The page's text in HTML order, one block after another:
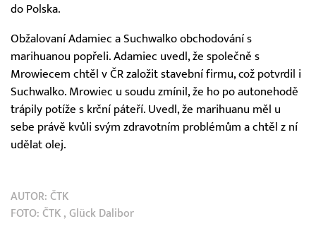
do Polska.
Obžalovaní Adamiec a Suchwalko obchodování s
marihuanou popřeli. Adamiec uvedl, že společně s
Mrowiecem chtěl v ČR založit stavební firmu, což potvrdil i
Suchwalko. Mrowiec u soudu zmínil, že ho po autonehodě
trápily potíže s krční páteří. Uvedl, že marihuanu měl u
sebe právě kvůli svým zdravotním problémům a chtěl z ní
udělat olej.
AUTOR: ČTK
FOTO: ČTK , Glück Dalibor